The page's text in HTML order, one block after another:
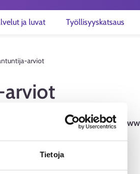
Tietoja
ja luvat Työllisyyskatsaus
arviot
arviot
julkaistaan osoitteessa